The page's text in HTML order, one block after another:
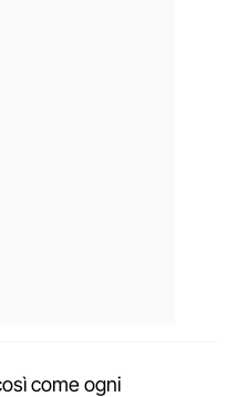
come ogni